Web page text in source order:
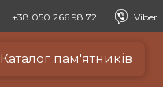
+38 050 266 98 72 Viber
Каталог пам'ятників